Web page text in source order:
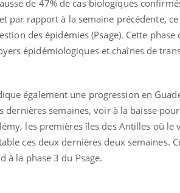
de 47% de cas biologiques
par rapport à la semaine précédente,
des épidémies (Psage). Cette
épidémiologiques et chaînes de
également une progression en
dernières semaines, voir à la baisse
les premières îles des Antilles où le
ces deux dernières deux semaines.
à la phase 3 du Psage.
Youtube
Eczéma Chronique des Mains :
expliquer ma maladieYoutube
Il y a des sujets qui sont faciles à
d'autres non ! D'un côté, poser des